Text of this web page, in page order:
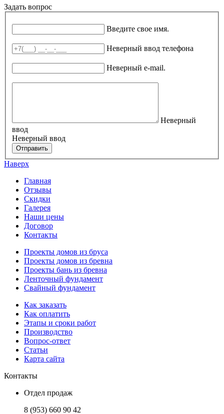
Задать вопрос
Введите свое имя.
Неверный ввод телефона
Неверный e-mail.
Неверный
ввод
Неверный ввод
Отправить
Наверх
Главная
Отзывы
Скидки
Галерея
Наши цены
Договор
Контакты
Проекты домов из бруса
Проекты домов из бревна
Проекты бань из бревна
Ленточный фундамент
Свайный фундамент
Как заказать
Как оплатить
Этапы и сроки работ
Производство
Вопрос-ответ
Статьи
Карта сайта
Контакты
Отдел продаж
8 (953) 660 90 42